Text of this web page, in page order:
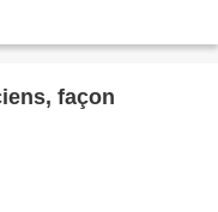
façon